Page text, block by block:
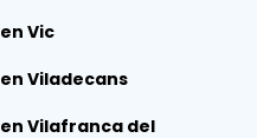
Vic
Viladecans
Vilafranca del